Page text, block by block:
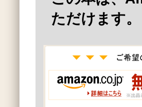
ただけます。